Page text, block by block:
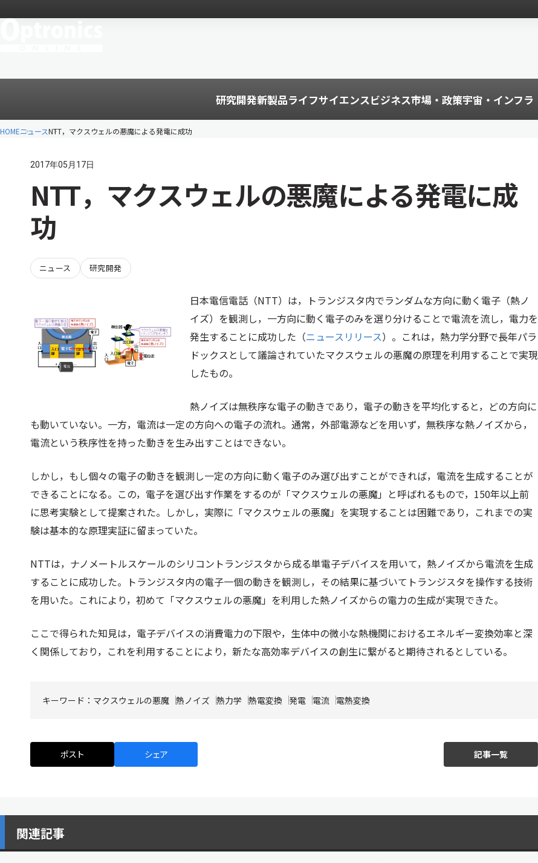
研究開発新製品ライフサイエンスビジネス市場・政策宇宙・インフラ
HOMEニュースNTT，マクスウェルの悪魔による発電に成功
2017年05月17日
NTT，マクスウェルの悪魔による発電に成
功
ニュース 研究開発
日本電信電話（NTT）は，トランジスタ内でランダムな方向に動く電子（熱ノ
イズ）を観測し，一方向に動く電子のみを選り分けることで電流を流し，電力を
発生することに成功した（ニュースリリース）。これは，熱力学分野で長年パラ
ドックスとして議論されていたマクスウェルの悪魔の原理を利用することで実現
したもの。
熱ノイズは無秩序な電子の動きであり，電子の動きを平均化すると，どの方向に
も動いていない。一方，電流は一定の方向への電子の流れ。通常，外部電源などを用いず，無秩序な熱ノイズから，
電流という秩序性を持った動きを生み出すことはできない。
しかし，もし個々の電子の動きを観測し一定の方向に動く電子のみ選び出すことができれば，電流を生成することが
できることになる。この，電子を選び出す作業をするのが「マクスウェルの悪魔」と呼ばれるもので，150年以上前
に思考実験として提案された。しかし，実際に「マクスウェルの悪魔」を実現することは困難であり，これまでの実
験は基本的な原理実証に留まっていた。
NTTは，ナノメートルスケールのシリコントランジスタから成る単電子デバイスを用いて，熱ノイズから電流を生成
することに成功した。トランジスタ内の電子一個の動きを観測し，その結果に基づいてトランジスタを操作する技術
を用いた。これにより，初めて「マクスウェルの悪魔」を利用した熱ノイズからの電力の生成が実現できた。
ここで得られた知見は，電子デバイスの消費電力の下限や，生体中の微小な熱機関におけるエネルギー変換効率と深
く関係しており，これを利用することにより，新たな高効率デバイスの創生に繋がると期待されるとしている。
キーワード： マクスウェルの悪魔 熱ノイズ 熱力学 熱電変換 発電 電流 電熱変換
ポスト シェア 記事一覧
関連記事